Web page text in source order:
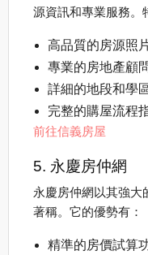
源資訊和專業服務。
高品質的房源照
專業的房地產顧
詳細的地段和學
完整的購屋流程
前往信義房屋
5. 永慶房仲網
永慶房仲網以其強大
著稱。它的優勢有：
精準的房價試算